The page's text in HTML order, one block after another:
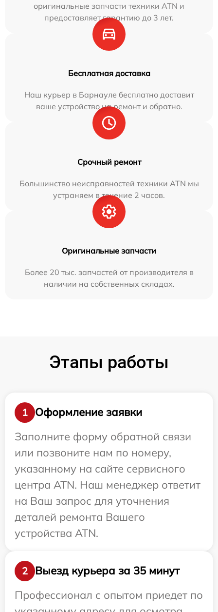
оригинальные запчасти техники ATN и
предоставляет гарантию до 3 лет.
Бесплатная доставка
Наш курьер в Барнауле бесплатно доставит
ваше устройство на ремонт и обратно.
Срочный ремонт
Большинство неисправностей техники ATN мы
устраняем в течение 2 часов.
Оригинальные запчасти
Более 20 тыс. запчастей от производителя в
наличии на собственных складах.
Этапы работы
1
Оформление заявки
Заполните форму обратной связи
или позвоните нам по номеру,
указанному на сайте сервисного
центра ATN. Наш менеджер ответит
на Ваш запрос для уточнения
деталей ремонта Вашего
устройства ATN.
2
Выезд курьера за 35 минут
Профессионал с опытом приедет по